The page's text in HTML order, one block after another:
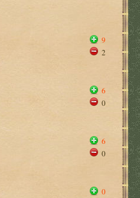
9
2
6
0
6
0
0